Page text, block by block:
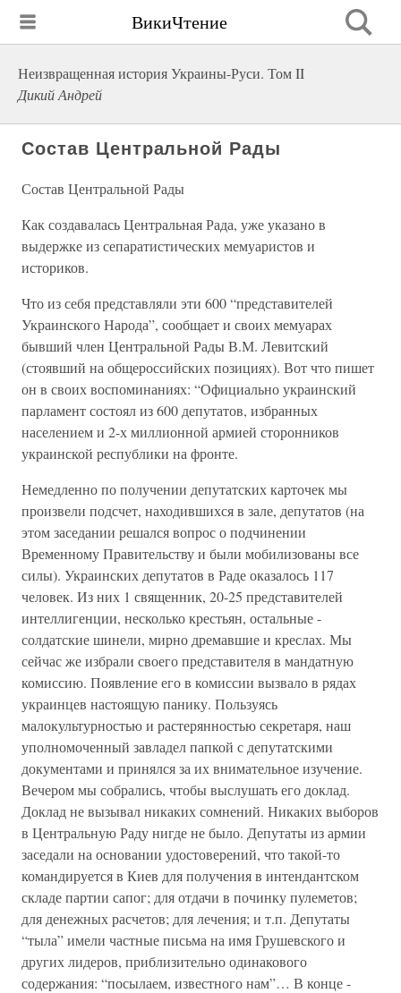
ВикиЧтение
Неизвращенная история Украины-Руси. Том II
Дикий Андрей
Состав Центральной Рады
Состав Центральной Рады
Как создавалась Центральная Рада, уже указано в
выдержке из сепаратистических мемуаристов и
историков.
Что из себя представляли эти 600 “представителей
Украинского Народа”, сообщает и своих мемуарах
бывший член Центральной Рады В.М. Левитский
(стоявший на общероссийских позициях). Вот что пишет
он в своих воспоминаниях: “Официально украинский
парламент состоял из 600 депутатов, избранных
населением и 2-х миллионной армией сторонников
украинской республики на фронте.
Немедленно по получении депутатских карточек мы
произвели подсчет, находившихся в зале, депутатов (на
этом заседании решался вопрос о подчинении
Временному Правительству и были мобилизованы все
силы). Украинских депутатов в Раде оказалось 117
человек. Из них 1 священник, 20-25 представителей
интеллигенции, несколько крестьян, остальные -
солдатские шинели, мирно дремавшие и креслах. Мы
сейчас же избрали своего представителя в мандатную
комиссию. Появление его в комиссии вызвало в рядах
украинцев настоящую панику. Пользуясь
малокультурностью и растерянностью секретаря, наш
уполномоченный завладел папкой с депутатскими
документами и принялся за их внимательное изучение.
Вечером мы собрались, чтобы выслушать его доклад.
Доклад не вызывал никаких сомнений. Никаких выборов
в Центральную Раду нигде не было. Депутаты из армии
заседали на основании удостоверений, что такой-то
командируется в Киев для получения в интендантском
складе партии сапог; для отдачи в починку пулеметов;
для денежных расчетов; для лечения; и т.п. Депутаты
“тыла” имели частные письма на имя Грушевского и
других лидеров, приблизительно одинакового
содержания: “посылаем, известного нам”… В конце -